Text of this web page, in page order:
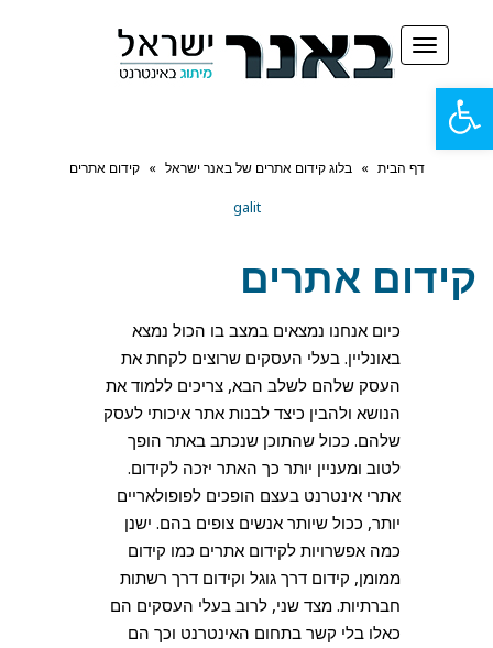
פתח
סרגל
נגישות
תפריט
דף הבית » בלוג קידום אתרים של באנר ישראל » קידום אתרים
galit
קידום אתרים
כיום אנחנו נמצאים במצב בו הכול נמצא
באונליין. בעלי העסקים שרוצים לקחת את
העסק שלהם לשלב הבא, צריכים ללמוד את
הנושא ולהבין כיצד לבנות אתר איכותי לעסק
שלהם. ככול שהתוכן שנכתב באתר הופך
לטוב ומעניין יותר כך האתר יזכה לקידום.
אתרי אינטרנט בעצם הופכים לפופולאריים
יותר, ככול שיותר אנשים צופים בהם. ישנן
כמה אפשרויות לקידום אתרים כמו קידום
ממומן, קידום דרך גוגל וקידום דרך רשתות
חברתיות. מצד שני, לרוב בעלי העסקים הם
כאלו בלי קשר בתחום האינטרנט וכך הם